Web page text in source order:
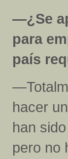
—¿Se
para
país
hacer
han
pero no